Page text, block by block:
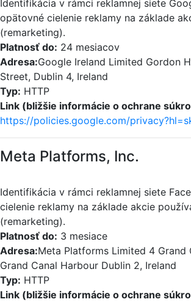
Identifikácia v rámci reklamnej siete
opätovné cielenie reklamy na základe
(remarketing).
Platnosť do: 24 mesiacov
Adresa:Google Ireland Limited Gordon
Street, Dublin 4, Ireland
Typ: HTTP
Link (bližšie informácie o ochrane
https://policies.google.com/
Meta Platforms, Inc.
Identifikácia v rámci reklamnej siete
cielenie reklamy na základe akcie
(remarketing).
Platnosť do: 3 mesiace
Adresa:Meta Platforms Limited 4 Grand
Grand Canal Harbour Dublin 2, Ireland
Typ: HTTP
Link (bližšie informácie o ochrane